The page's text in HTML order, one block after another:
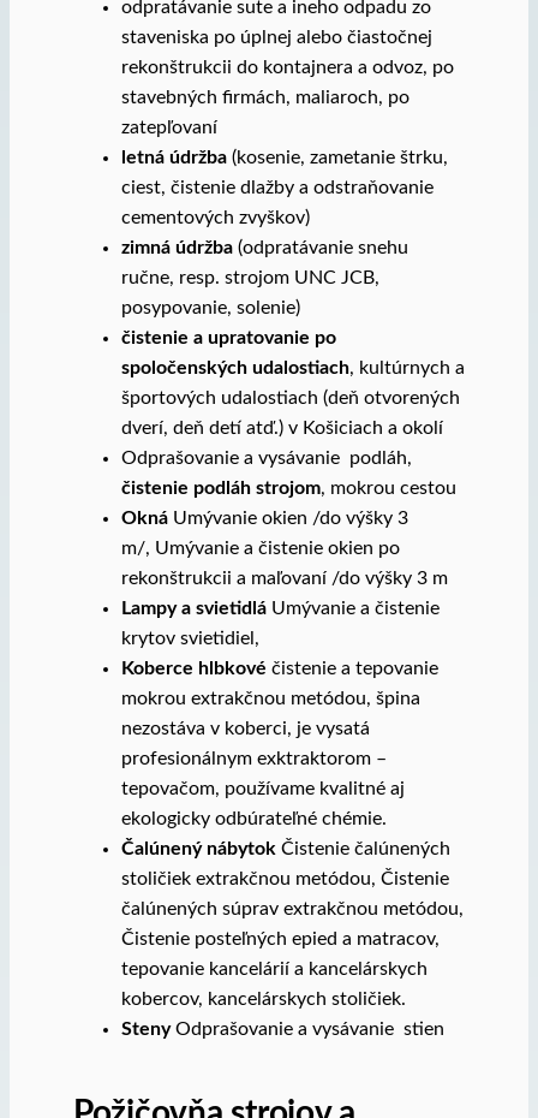
odpratávanie sute a ineho odpadu zo
staveniska po úplnej alebo čiastočnej
rekonštrukcii do kontajnera a odvoz, po
stavebných firmách, maliaroch, po
zatepľovaní
letná údržba(kosenie, zametanie štrku,
ciest, čistenie dlažby a odstraňovanie
cementových zvyškov)
zimná údržba(odpratávanie snehu
ručne, resp. strojom UNC JCB,
posypovanie, solenie)
čistenie a upratovanie po
spoločenských udalostiach, kultúrnych a
športových udalostiach (deň otvorených
dverí, deň detí atď.) v Košiciach a okolí
Odprašovanie a vysávanie podláh,
čistenie podláh strojom, mokrou cestou
Okná Umývanie okien /do výšky 3
m/, Umývanie a čistenie okien po
rekonštrukcii a maľovaní /do výšky 3 m
Lampy a svietidlá Umývanie a čistenie
krytov svietidiel,
Koberce hlbkové čistenie a tepovanie
mokrou extrakčnou metódou, špina
nezostáva v koberci, je vysatá
profesionálnym exktraktorom –
tepovačom, používame kvalitné aj
ekologicky odbúrateľné chémie.
Čalúnený nábytok Čistenie čalúnených
stoličiek extrakčnou metódou, Čistenie
čalúnených súprav extrakčnou metódou,
Čistenie posteľných epied a matracov,
tepovanie kancelárií a kancelárskych
kobercov, kancelárskych stoličiek.
StenyOdprašovanie a vysávanie stien